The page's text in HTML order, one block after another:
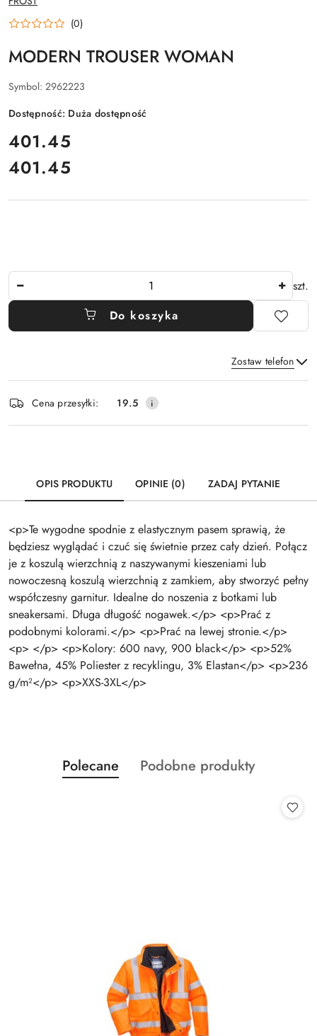
PRODUCENTA:
(0)
MODERN TROUSER WOMAN
Symbol: 2962223
Dostępność: Duża dostępność
cena:
401.45
Cena:
401.45
szt.
Do koszyka
Zostaw telefon
Wyślij
i
dostawa
Cena przesyłki: 19.5
OPIS PRODUKTU OPINIE (0) ZADAJ PYTANIE
<p>Te wygodne spodnie z elastycznym pasem sprawią, że
będziesz wyglądać i czuć się świetnie przez cały dzień. Połącz
je z koszulą wierzchnią z naszywanymi kieszeniami lub
nowoczesną koszulą wierzchnią z zamkiem, aby stworzyć pełny
współczesny garnitur. Idealne do noszenia z botkami lub
sneakersami. Długa długość nogawek.</p> <p>Prać z
podobnymi kolorami.</p> <p>Prać na lewej stronie.</p>
<p> </p> <p>Kolory: 600 navy, 900 black</p> <p>52%
Bawełna, 45% Poliester z recyklingu, 3% Elastan</p> <p>236
g/m²</p> <p>XXS-3XL</p>
Pomiń karuzelę produktów
Produkty
o
Polecane
Produkty
Podobne produkty